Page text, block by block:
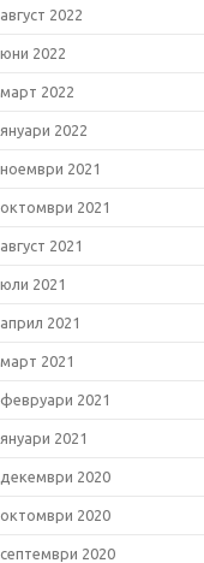
август 2022
юни 2022
март 2022
януари 2022
ноември 2021
октомври 2021
август 2021
юли 2021
април 2021
март 2021
февруари 2021
януари 2021
декември 2020
октомври 2020
септември 2020